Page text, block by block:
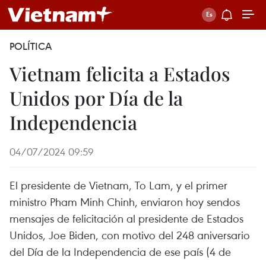
POLÍTICA
Vietnam felicita a Estados
Unidos por Día de la
Independencia
04/07/2024 09:59
El presidente de Vietnam, To Lam, y el primer
ministro Pham Minh Chinh, enviaron hoy sendos
mensajes de felicitación al presidente de Estados
Unidos, Joe Biden, con motivo del 248 aniversario
del Día de la Independencia de ese país (4 de